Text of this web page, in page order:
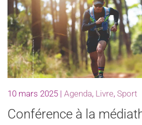
10 mars 2025 | Agenda, Livre, Sport
Conférence à la